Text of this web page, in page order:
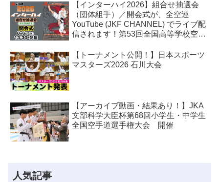
【インターハイ2026】組合せ抽選会
（団体組手）／開会式が、全空連
YouTube (JKF CHANNEL) でライブ配
信されます！第53回全国高等学校空手
【トーナメント公開！】日本スポーツ
マスターズ2026 石川大会
【アーカイブ動画・結果あり！】JKA
文部科学大臣杯第68回小学生・中学生
全国空手道選手権大会 開催
人気記事